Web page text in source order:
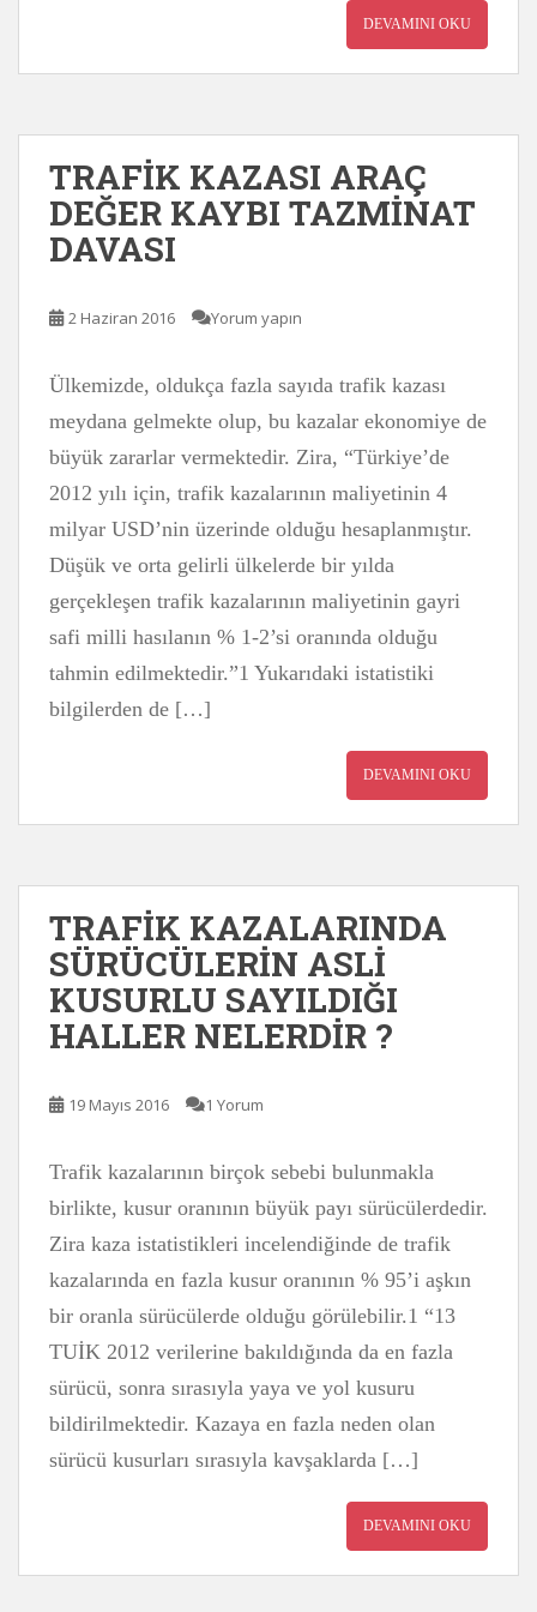
DEVAMINI OKU
TRAFİK KAZASI ARAÇ
DEĞER KAYBI TAZMİNAT
DAVASI
2 Haziran 2016 Yorum yapın
Ülkemizde, oldukça fazla sayıda trafik kazası
meydana gelmekte olup, bu kazalar ekonomiye de
büyük zararlar vermektedir. Zira, “Türkiye’de
2012 yılı için, trafik kazalarının maliyetinin 4
milyar USD’nin üzerinde olduğu hesaplanmıştır.
Düşük ve orta gelirli ülkelerde bir yılda
gerçekleşen trafik kazalarının maliyetinin gayri
safi milli hasılanın % 1-2’si oranında olduğu
tahmin edilmektedir.”1 Yukarıdaki istatistiki
bilgilerden de […]
DEVAMINI OKU
TRAFİK KAZALARINDA
SÜRÜCÜLERİN ASLİ
KUSURLU SAYILDIĞI
HALLER NELERDİR ?
19 Mayıs 2016 1 Yorum
Trafik kazalarının birçok sebebi bulunmakla
birlikte, kusur oranının büyük payı sürücülerdedir.
Zira kaza istatistikleri incelendiğinde de trafik
kazalarında en fazla kusur oranının % 95’i aşkın
bir oranla sürücülerde olduğu görülebilir.1 “13
TUİK 2012 verilerine bakıldığında da en fazla
sürücü, sonra sırasıyla yaya ve yol kusuru
bildirilmektedir. Kazaya en fazla neden olan
sürücü kusurları sırasıyla kavşaklarda […]
DEVAMINI OKU